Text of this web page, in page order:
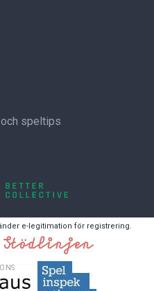
speltips
e-legitimation för registrering.